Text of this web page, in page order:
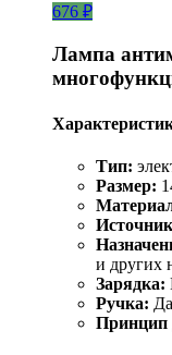
676 ₽
Лампа
Тип:
Размер:
и других
Зарядка:
Ручка: Да
Принцип